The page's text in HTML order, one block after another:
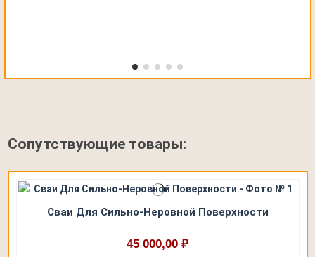
Сопутствующие товары:
Сваи Для Сильно-Неровной Поверхности
45 000,00 ₽